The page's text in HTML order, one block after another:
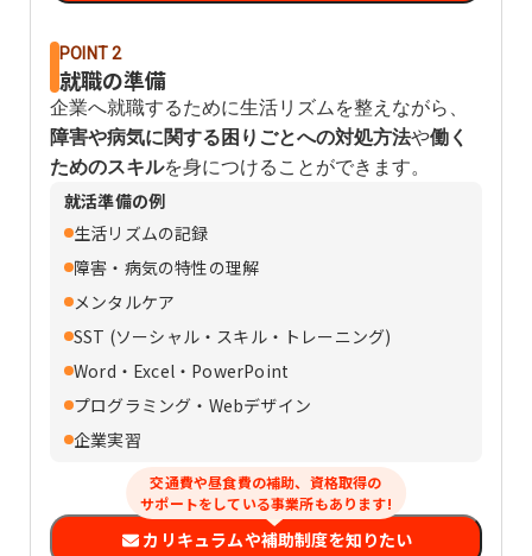
POINT 2
就職の準備
企業へ就職するために生活リズムを整えながら、
障害や病気に関する困りごとへの対処方法や働く
ためのスキルを身につけることができます。
就活準備の例
生活リズムの記録
障害・病気の特性の理解
メンタルケア
SST (ソーシャル・スキル・トレーニング)
Word・Excel・PowerPoint
プログラミング・Webデザイン
企業実習
交通費や昼食費の補助、資格取得の
サポートをしている事業所もあります!
カリキュラムや補助制度を知りたい